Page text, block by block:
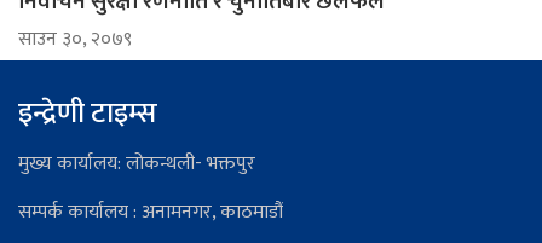
साउन ३०, २०७९
इन्द्रेणी टाइम्स
मुख्य कार्यालय: लोकन्थली- भक्तपुर
सम्पर्क कार्यालय : अनामनगर, काठमाडौं